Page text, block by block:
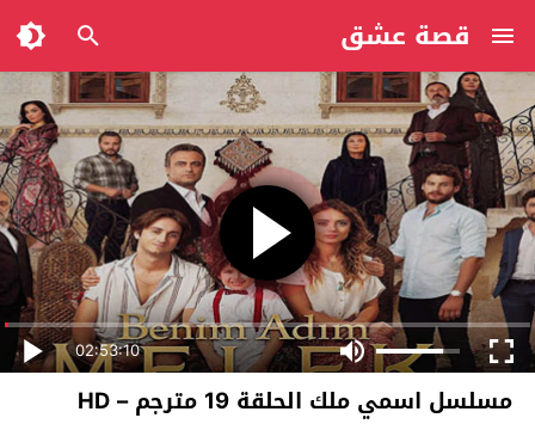
قصة عشق
02:53:10
مسلسل اسمي ملك الحلقة 19 مترجم – HD